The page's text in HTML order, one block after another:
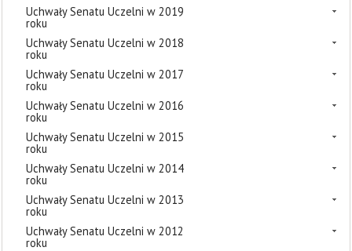
Uchwały Senatu Uczelni w 2019
roku
Uchwały Senatu Uczelni w 2018
roku
Uchwały Senatu Uczelni w 2017
roku
Uchwały Senatu Uczelni w 2016
roku
Uchwały Senatu Uczelni w 2015
roku
Uchwały Senatu Uczelni w 2014
roku
Uchwały Senatu Uczelni w 2013
roku
Uchwały Senatu Uczelni w 2012
roku